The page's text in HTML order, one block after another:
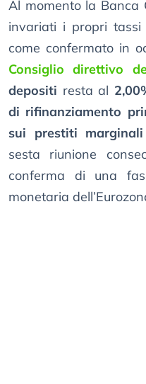
Al momento la Banca
invariati i propri tassi
come confermato in
Consiglio direttivo
depositi resta al
di rifinanziamento
sui prestiti marginali
sesta riunione
conferma di una
monetaria